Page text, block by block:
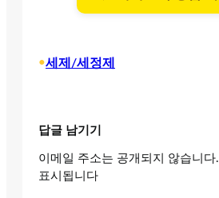
•세제/세정제
답글 남기기
이메일 주소는 공개되지 않습니다.
표시됩니다